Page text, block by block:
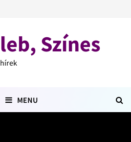
Színes
MENU